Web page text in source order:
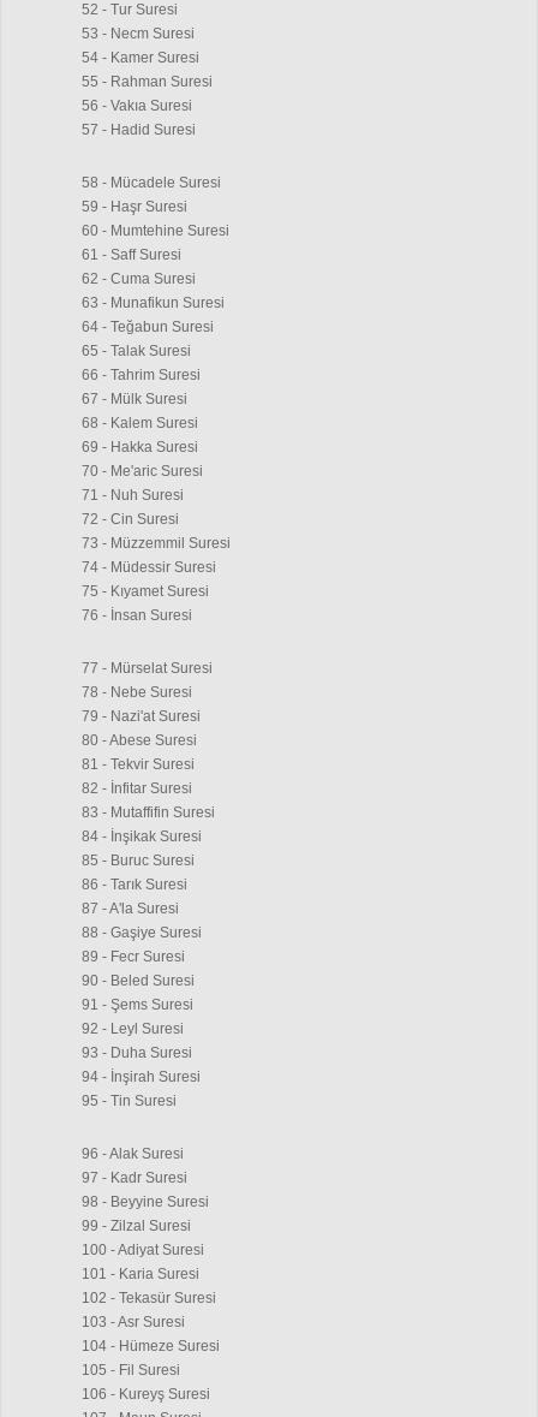
52 - Tur Suresi
53 - Necm Suresi
54 - Kamer Suresi
55 - Rahman Suresi
56 - Vakıa Suresi
57 - Hadid Suresi
58 - Mücadele Suresi
59 - Haşr Suresi
60 - Mumtehine Suresi
61 - Saff Suresi
62 - Cuma Suresi
63 - Munafikun Suresi
64 - Teğabun Suresi
65 - Talak Suresi
66 - Tahrim Suresi
67 - Mülk Suresi
68 - Kalem Suresi
69 - Hakka Suresi
70 - Me'aric Suresi
71 - Nuh Suresi
72 - Cin Suresi
73 - Müzzemmil Suresi
74 - Müdessir Suresi
75 - Kıyamet Suresi
76 - İnsan Suresi
77 - Mürselat Suresi
78 - Nebe Suresi
79 - Nazi'at Suresi
80 - Abese Suresi
81 - Tekvir Suresi
82 - İnfitar Suresi
83 - Mutaffifin Suresi
84 - İnşikak Suresi
85 - Buruc Suresi
86 - Tarık Suresi
87 - A'la Suresi
88 - Gaşiye Suresi
89 - Fecr Suresi
90 - Beled Suresi
91 - Şems Suresi
92 - Leyl Suresi
93 - Duha Suresi
94 - İnşirah Suresi
95 - Tin Suresi
96 - Alak Suresi
97 - Kadr Suresi
98 - Beyyine Suresi
99 - Zilzal Suresi
100 - Adiyat Suresi
101 - Karia Suresi
102 - Tekasür Suresi
103 - Asr Suresi
104 - Hümeze Suresi
105 - Fil Suresi
106 - Kureyş Suresi